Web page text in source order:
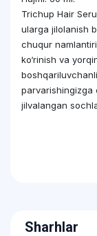
Trichup Hair
ularga jilolanish
chuqur
ko‘rinish va
parvarishingizga
jilvalangan
Sharhlar